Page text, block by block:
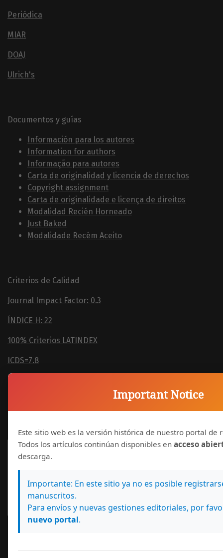
Periódica
MIAR
DOAJ
Ulrich's
Documentos y guías
Información para los autores
Information for authors
Informação para autores
Carta de originalidad y licencia de derechos
Copyright assignment
Carta de originalidade e licença de direitos
Modalidad Recién Horneado
Just Baked
Modalidade Recém Aceito
Criterios de Calidad
Journal Impact Factor: 0.3
ÍNDICE H: 22
100% Criterios LATINDEX
ICDS=7.8
Important Notice
Este sitio web es la versión histórica de nuestro portal de
Todos los artículos continúan disponibles en acceso
descarga.
Importante: En este sitio ya no es posible
manuscritos.
Para envíos y nuevas gestiones editoriales, por
nuevo portal.